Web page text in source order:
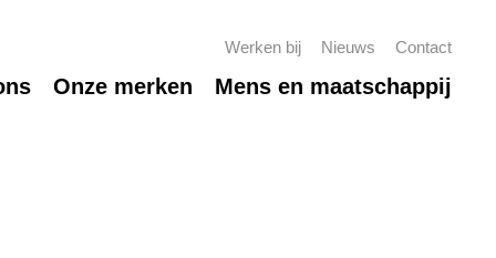
Werken bij Nieuws Contact
Onze merken Mens en maatschappij